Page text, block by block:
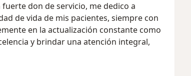
don de servicio, me dedico a
de vida de mis pacientes, siempre con
en la actualización constante como
y brindar una atención integral,